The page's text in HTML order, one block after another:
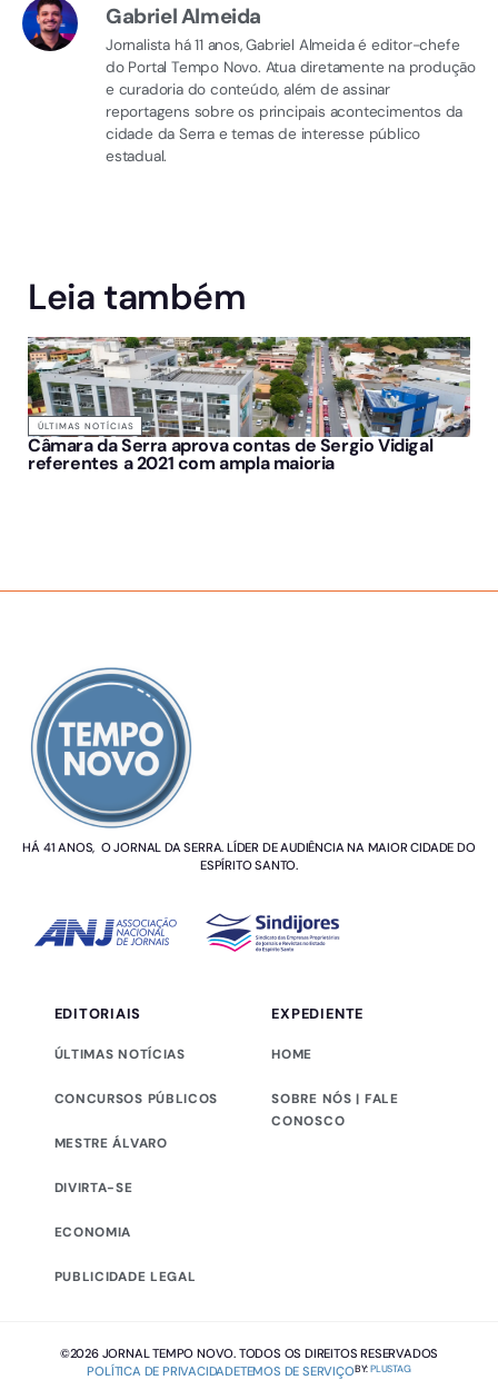
Gabriel Almeida
Jornalista há 11 anos, Gabriel Almeida é editor-chefe
do Portal Tempo Novo. Atua diretamente na produção
e curadoria do conteúdo, além de assinar
reportagens sobre os principais acontecimentos da
cidade da Serra e temas de interesse público
estadual.
Leia também
ÚLTIMAS NOTÍCIAS
Câmara da Serra aprova contas de Sergio Vidigal
referentes a 2021 com ampla maioria
HÁ 41 ANOS, O JORNAL DA SERRA. LÍDER DE AUDIÊNCIA NA MAIOR CIDADE DO
ESPÍRITO SANTO.
EDITORIAIS
ÚLTIMAS NOTÍCIAS
CONCURSOS PÚBLICOS
MESTRE ÁLVARO
DIVIRTA-SE
ECONOMIA
PUBLICIDADE LEGAL
EXPEDIENTE
HOME
SOBRE NÓS | FALE
CONOSCO
©2026 JORNAL TEMPO NOVO. TODOS OS DIREITOS RESERVADOS
POLÍTICA DE PRIVACIDADETEMOS DE SERVIÇOBY:PLUSTAG